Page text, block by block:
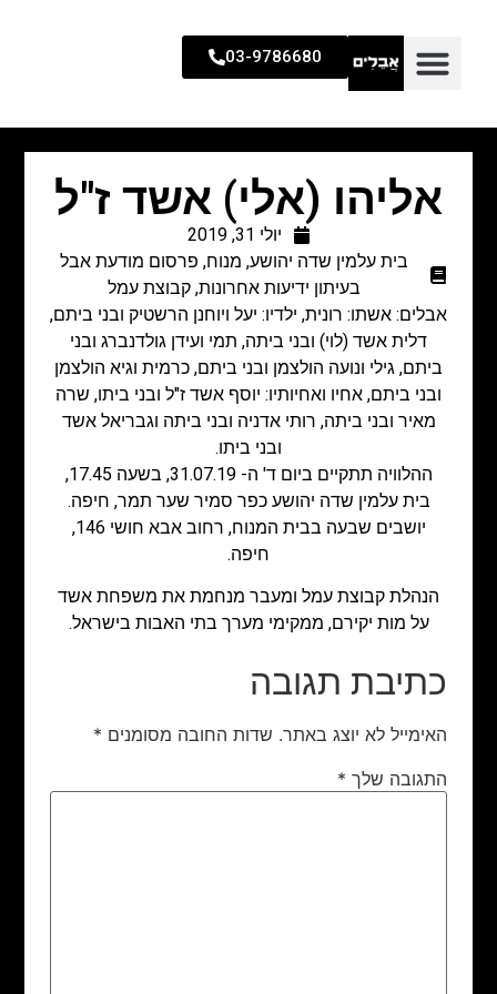
03-9786680
אליהו (אלי) אשד ז"ל
יולי 31, 2019
בית עלמין שדה יהושע, מנוח, פרסום מודעת אבל
בעיתון ידיעות אחרונות, קבוצת עמל
אבלים: אשתו: רונית, ילדיו: יעל ויוחנן הרשטיק ובני ביתם,
דלית אשד (לוי) ובני ביתה, תמי ועידן גולדנברג ובני
ביתם, גילי ונועה הולצמן ובני ביתם, כרמית וגיא הולצמן
ובני ביתם, אחיו ואחיותיו: יוסף אשד ז"ל ובני ביתו, שרה
מאיר ובני ביתה, רותי אדניה ובני ביתה וגבריאל אשד
ובני ביתו.
ההלוויה תתקיים ביום ד' ה- 31.07.19, בשעה 17.45,
בית עלמין שדה יהושע כפר סמיר שער תמר, חיפה.
יושבים שבעה בבית המנוח, רחוב אבא חושי 146,
חיפה.
הנהלת קבוצת עמל ומעבר מנחמת את משפחת אשד
על מות יקירם, ממקימי מערך בתי האבות בישראל.
כתיבת תגובה
האימייל לא יוצג באתר. שדות החובה מסומנים *
התגובה שלך *